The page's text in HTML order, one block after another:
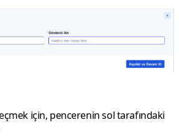
için, pencerenin sol tarafındaki